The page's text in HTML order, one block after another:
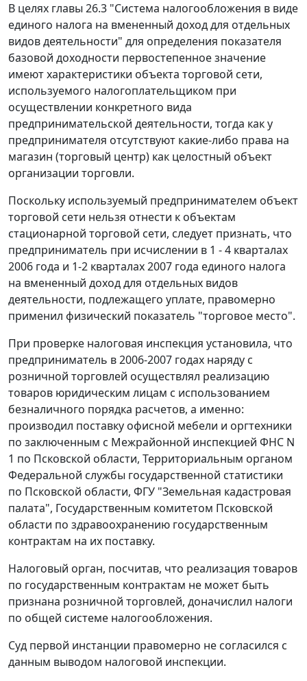
В целях главы 26.3 "Система налогообложения в виде
единого налога на вмененный доход для отдельных
видов деятельности" для определения показателя
базовой доходности первостепенное значение
имеют характеристики объекта торговой сети,
используемого налогоплательщиком при
осуществлении конкретного вида
предпринимательской деятельности, тогда как у
предпринимателя отсутствуют какие-либо права на
магазин (торговый центр) как целостный объект
организации торговли.
Поскольку используемый предпринимателем объект
торговой сети нельзя отнести к объектам
стационарной торговой сети, следует признать, что
предприниматель при исчислении в 1 - 4 кварталах
2006 года и 1-2 кварталах 2007 года единого налога
на вмененный доход для отдельных видов
деятельности, подлежащего уплате, правомерно
применил физический показатель "торговое место".
При проверке налоговая инспекция установила, что
предприниматель в 2006-2007 годах наряду с
розничной торговлей осуществлял реализацию
товаров юридическим лицам с использованием
безналичного порядка расчетов, а именно:
производил поставку офисной мебели и оргтехники
по заключенным с Межрайонной инспекцией ФНС N
1 по Псковской области, Территориальным органом
Федеральной службы государственной статистики
по Псковской области, ФГУ "Земельная кадастровая
палата", Государственным комитетом Псковской
области по здравоохранению государственным
контрактам на их поставку.
Налоговый орган, посчитав, что реализация товаров
по государственным контрактам не может быть
признана розничной торговлей, доначислил налоги
по общей системе налогообложения.
Суд первой инстанции правомерно не согласился с
данным выводом налоговой инспекции.